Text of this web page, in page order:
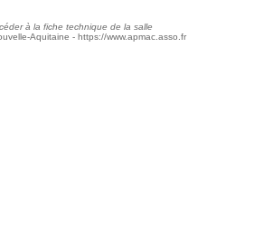
à la fiche technique de la salle
Aquitaine - https://www.apmac.asso.fr